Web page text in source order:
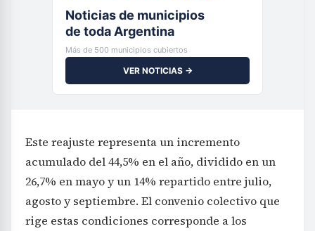
Noticias de municipios
de toda Argentina
Más de 500 municipios cubiertos
VER NOTICIAS →
Este reajuste representa un incremento
acumulado del 44,5% en el año, dividido en un
26,7% en mayo y un 14% repartido entre julio,
agosto y septiembre. El convenio colectivo que
rige estas condiciones corresponde a los